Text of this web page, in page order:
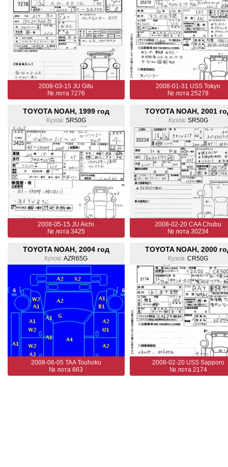
2008-03-15 JU Gifu
№ лота 7276
2008-01-31 USS Tokyo
№ лота 25278
TOYOTA NOAH, 1999 год
Кузов: SR50G
2008-05-15 JU Aichi
№ лота 3425
TOYOTA NOAH, 2001
Кузов: SR50G
2008-02-20 CAA Chubu
№ лота 30234
TOYOTA NOAH, 2004 год
Кузов: AZR65G
2008-06-05 TAA Touhoku
№ лота 663
TOYOTA NOAH, 2000
Кузов: CR50G
2008-02-20 USS Sapporo
№ лота 2174